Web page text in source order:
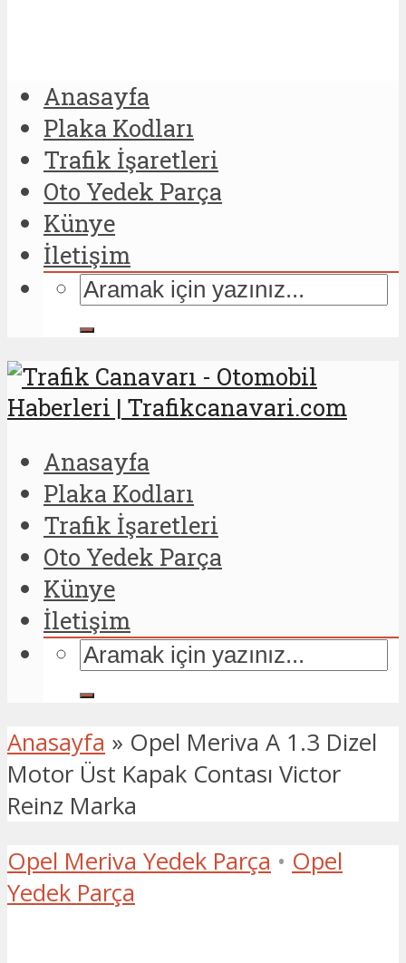
Anasayfa
Plaka Kodları
Trafik İşaretleri
Oto Yedek Parça
Künye
İletişim
Anasayfa
Plaka Kodları
Trafik İşaretleri
Oto Yedek Parça
Künye
İletişim
Anasayfa » Opel Meriva A 1.3 Dizel
Motor Üst Kapak Contası Victor
Reinz Marka
Opel Meriva Yedek Parça • Opel
Yedek Parça